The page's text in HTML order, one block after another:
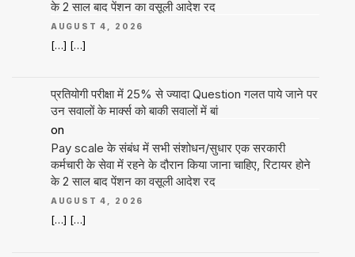
के 2 साल बाद पेंशन का वसूली आदेश रद
AUGUST 4, 2026
[…] […]
प्रतियोगी परीक्षा में 25% से ज्यादा Question गलत पाये जाने पर
उन सवालों के मार्क्स को बाकी सवालों में बां
on
Pay scale के संबंध में सभी संशोधन/सुधार एक सरकारी
कर्मचारी के सेवा में रहने के दौरान किया जाना चाहिए, रिटायर होने
के 2 साल बाद पेंशन का वसूली आदेश रद
AUGUST 4, 2026
[…] […]